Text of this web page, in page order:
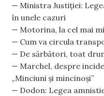
— Ministra Justiției:
în unele cazuri
— Motorina, la cel mai
— Cum va circula
— De sărbători, toat
— Marchel, despre
„Minciuni și mincinoși”
— Dodon: Legea